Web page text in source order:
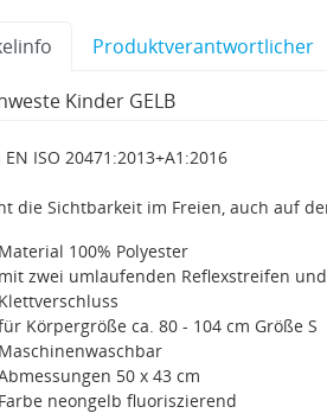
Produktverantwortlicher
Kinder GELB
EN ISO 20471:2013+A1:2016
die Sichtbarkeit im Freien, auch auf
Material 100% Polyester
mit zwei umlaufenden Reflexstreifen und
Klettverschluss
Körpergröße ca. 80 - 104 cm Größe S
Maschinenwaschbar
50 x 43 cm
Farbe neongelb fluoriszierend